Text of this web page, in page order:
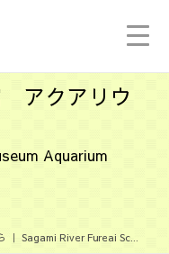
アクアリウ
Aquarium
｜ Sagami River Fureai Sc...